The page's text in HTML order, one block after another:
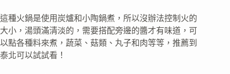
這種火鍋是使用炭爐和小陶鍋煮，所以沒辦法控制火的
大小，湯頭滿清淡的，需要搭配旁邊的醬才有味道，可
以點各種料來煮，蔬菜、菇類、丸子和肉等等，推薦到
泰北可以試試看！